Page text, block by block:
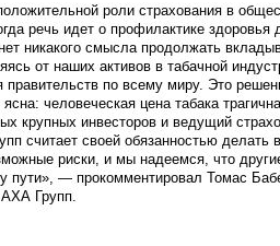
роли страхования в
речь идет о профилактике
никакого смысла продолжать
от наших активов в табачной
правительств по всему миру. Это
человеческая цена табака
крупных инвесторов и ведущий
считает своей обязанностью делать
риски, и мы надеемся, что
пути», — прокомментировал Томас
Групп.